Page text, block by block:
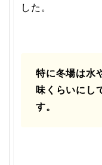
した。
特に冬場は水
味くらいにし
す。